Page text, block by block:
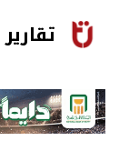
تقارير